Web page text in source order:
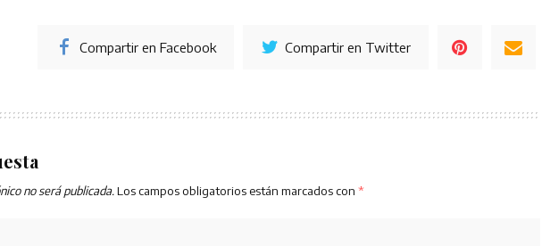
Compartir en Facebook Compartir en Twitter
no será publicada. Los campos obligatorios están marcados con *